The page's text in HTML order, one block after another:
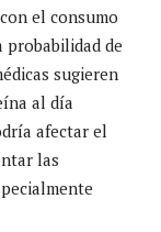
el consumo
probabilidad de
sugieren
al día
afectar el
las